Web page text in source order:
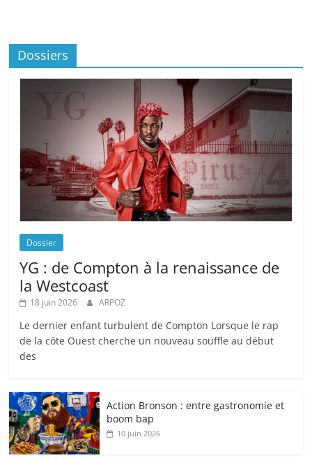
Dossiers
Dossier
YG : de Compton à la renaissance de
la Westcoast
18 juin 2026 ARPOZ
Le dernier enfant turbulent de Compton Lorsque le rap
de la côte Ouest cherche un nouveau souffle au début
des
Action Bronson : entre gastronomie et
boom bap
10 juin 2026